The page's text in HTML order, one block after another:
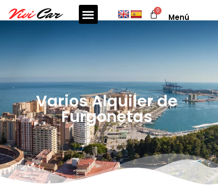
Menú
Varios Alquiler de
Furgonetas